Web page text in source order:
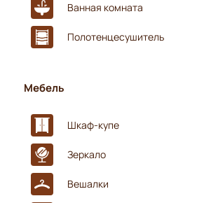
Ванная комната
Полотенцесушитель
Мебель
Шкаф-купе
Зеркало
Вешалки